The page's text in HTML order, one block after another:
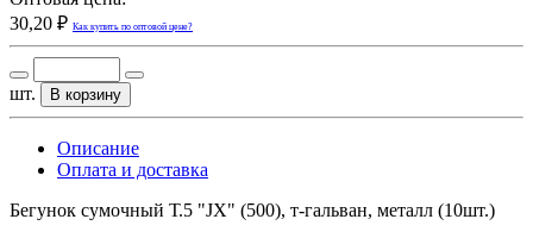
30,20 ₽ Как купить по оптовой цене?
шт. В корзину
Описание
Оплата и доставка
Бегунок сумочный Т.5 "JX" (500), т-гальван, металл (10шт.)